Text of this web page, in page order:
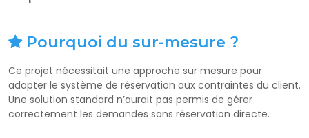
Pourquoi du sur-mesure ?
Ce projet nécessitait une approche sur mesure pour
adapter le système de réservation aux contraintes du client.
Une solution standard n’aurait pas permis de gérer
correctement les demandes sans réservation directe.